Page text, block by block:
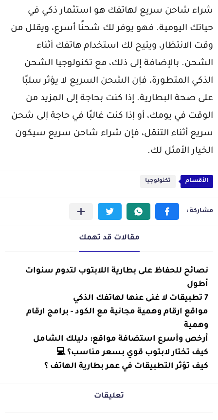
شراء شاحن سريع لهاتفك هو استثمار ذكي في
حياتك اليومية. فهو يوفر لك شحنًا أسرع، ويقلل من
وقت الانتظار، ويتيح لك استخدام هاتفك أثناء
الشحن. بالإضافة إلى ذلك، مع تكنولوجيا الشحن
الذكي المتطورة، فإن الشحن السريع لا يؤثر سلبًا
على صحة البطارية. إذا كنت بحاجة إلى المزيد من
الوقت في يومك، أو إذا كنت غالبًا في حاجة إلى شحن
سريع أثناء التنقل، فإن شراء شاحن سريع سيكون
الخيار الأمثل لك.
الأقسام تكنولوجيا
مقالات قد تهمك
تكنولوجيا
نصائح للحفاظ على بطارية اللابتوب لتدوم سنوات
أطول
تكنولوجيا 7 تطبيقات لا غنى عنها لهاتفك الذكي
تكنولوجيا
مواقع ارقام وهمية مجانية مع الكود - برامج ارقام
وهمية
تكنولوجيا
أرخص وأسرع استضافة مواقع: دليلك الشامل
تكنولوجيا
كيف تختار لابتوب قوي بسعر مناسب؟ 💻
تكنولوجيا
كيف تؤثر التطبيقات في عمر بطارية الهاتف ؟
تعليقات